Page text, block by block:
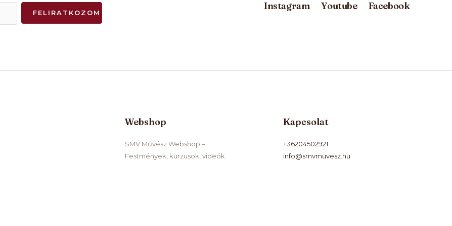
FELIRATKOZOM
Instagram Youtube Facebook
Webshop
SMV Művész Webshop –
Festmények, kurzusok, videók
Kapcsolat
+36204502921
info@smvmuvesz.hu